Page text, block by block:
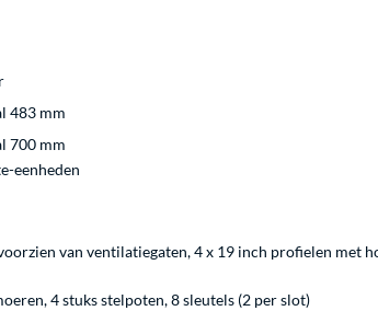
483 mm
700 mm
eenheden
van ventilatiegaten, 4 x 19 inch profielen met
4 stuks stelpoten, 8 sleutels (2 per slot)